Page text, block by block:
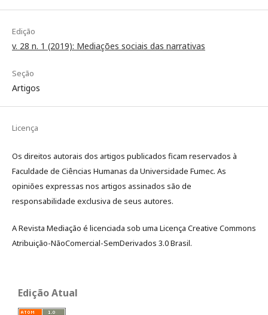
Edição
v. 28 n. 1 (2019): Mediações sociais das narrativas
Seção
Artigos
Licença
Os direitos autorais dos artigos publicados ficam reservados à
Faculdade de Ciências Humanas da Universidade Fumec. As
opiniões expressas nos artigos assinados são de
responsabilidade exclusiva de seus autores.
A Revista Mediação é licenciada sob uma Licença Creative Commons
Atribuição-NãoComercial-SemDerivados 3.0 Brasil.
Edição Atual